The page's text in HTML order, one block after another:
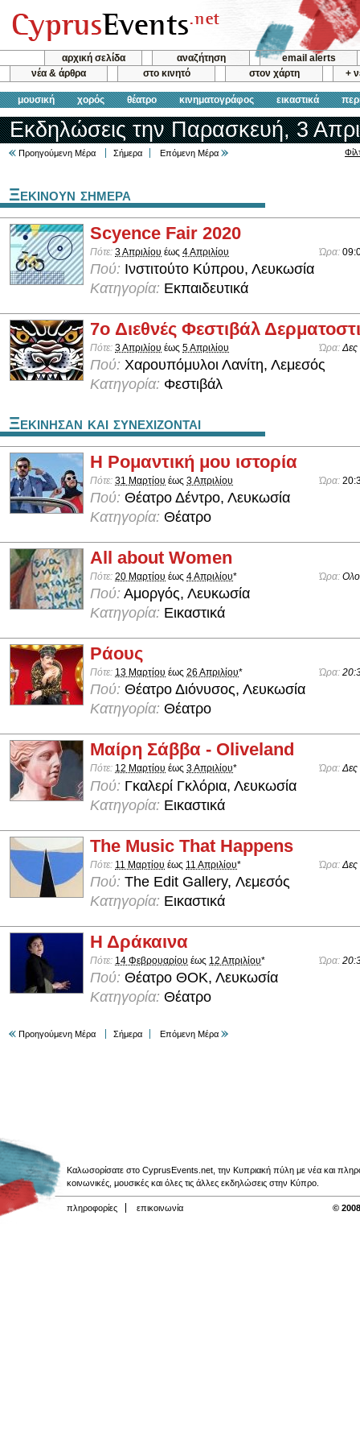
αρχική σελίδα αναζήτηση
email alerts
νέα & άρθρα
στο κινητό στον χάρτη +
μουσική χορός θέατρο κινηματογράφος εικαστικά
Εκδηλώσεις την Παρασκευή, 3
Προηγούμενη Μέρα Σήμερα Επόμενη Μέρα
Ξεκινουν σημερα
Scyence Fair 2020
Πότε: 3 Απριλίου έως 4 Απριλίου Ώρα:
Πού: Ινστιτούτο Κύπρου, Λευκωσία
Κατηγορία: Εκπαιδευτικά
7o Διεθνές Φεστιβάλ
Πότε: 3 Απριλίου έως 5 Απριλίου Ώρα:Δες
Πού: Χαρουπόμυλοι Λανίτη, Λεμεσός
Κατηγορία: Φεστιβάλ
Ξεκινησαν και συνεχιζονται
Η Ρομαντική μου ιστορία
Πότε: 31 Μαρτίου έως 3 Απριλίου Ώρα:
Πού: Θέατρο Δέντρο, Λευκωσία
Κατηγορία: Θέατρο
All about Women
Πότε: 20 Μαρτίου έως 4 Απριλίου* Ώρα:
Πού: Αμοργός, Λευκωσία
Κατηγορία: Εικαστικά
Ράους
Πότε: 13 Μαρτίου έως 26 Απριλίου* Ώρα:
Πού: Θέατρο Διόνυσος, Λευκωσία
Κατηγορία: Θέατρο
Μαίρη Σάββα - Oliveland
Πότε: 12 Μαρτίου έως 3 Απριλίου* Ώρα:Δες
Πού: Γκαλερί Γκλόρια, Λευκωσία
Κατηγορία: Εικαστικά
The Music That Happens
Πότε: 11 Μαρτίου έως 11 Απριλίου* Ώρα: Δες
Πού: The Edit Gallery, Λεμεσός
Κατηγορία: Εικαστικά
Η Δράκαινα
Πότε: 14 Φεβρουαρίου έως 12 Απριλίου* Ώρα:
Πού: Θέατρο ΘΟΚ, Λευκωσία
Κατηγορία: Θέατρο
Προηγούμενη Μέρα Σήμερα Επόμενη Μέρα
Καλωσορίσατε στο CyprusEvents.net, την Κυπριακή πύλη με νέα και
κοινωνικές, μουσικές και όλες τις άλλες εκδηλώσεις στην Κύπρο.
πληροφορίες επικοινωνία ©